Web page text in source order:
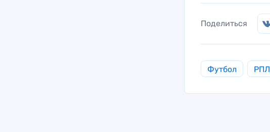
Поделиться
Футбол РПЛ